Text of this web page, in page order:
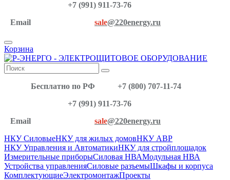
+7 (991) 911-73-76
Email
sale@220energy.ru
Корзина
Бесплатно по РФ
+7 (800) 707-11-74
+7 (991) 911-73-76
Email
sale@220energy.ru
НКУ СиловыеНКУ для жилых домовНКУ АВР
НКУ Управления и АвтоматикиНКУ для стройплощадок
Измерительные приборыСиловая НВАМодульная НВА
Устройства управленияСиловые разъемыШкафы и корпуса
КомплектующиеЭлектромонтажПроекты